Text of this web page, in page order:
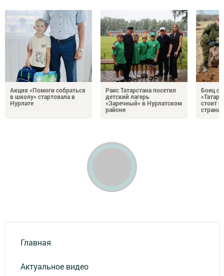
Акция «Помоги собраться
в школу» стартовала в
Нурлате
Раис Татарстана посетил
детский лагерь
«Заречный» в Нурлатском
районе
Боец с
стоит
страны
Главная
Актуальное видео